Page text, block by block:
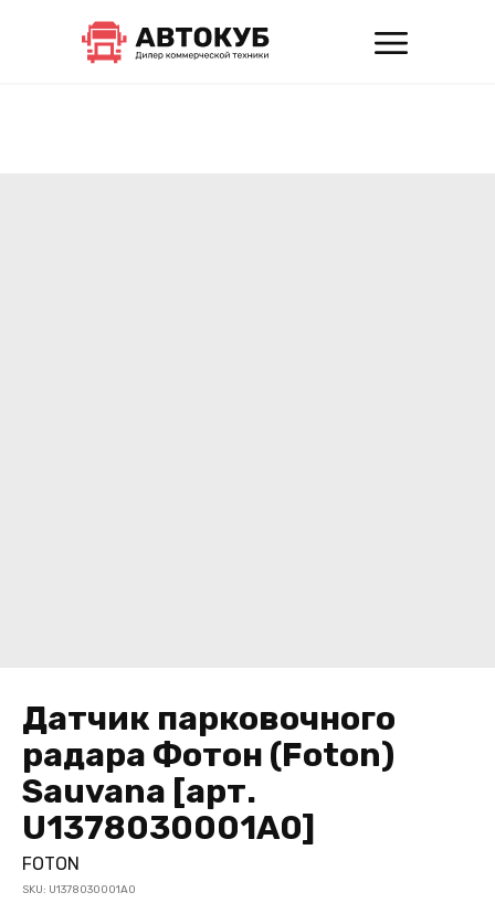
Датчик парковочного
радара Фотон (Foton)
Sauvana [арт.
U1378030001A0]
FOTON
SKU: U1378030001A0